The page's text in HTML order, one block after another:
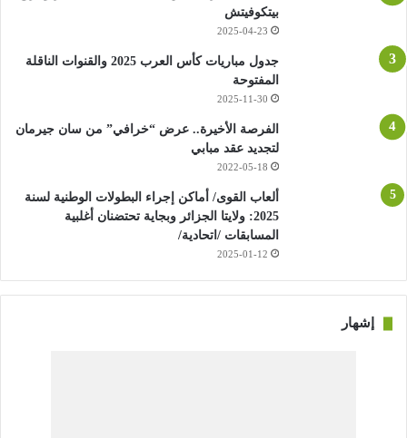
بيتكوفيتش
2025-04-23
جدول مباريات كأس العرب 2025 والقنوات الناقلة
المفتوحة
2025-11-30
الفرصة الأخيرة.. عرض “خرافي” من سان جيرمان
لتجديد عقد مبابي
2022-05-18
ألعاب القوى/ أماكن إجراء البطولات الوطنية لسنة
2025: ولايتا الجزائر وبجاية تحتضنان أغلبية
المسابقات /اتحادية/
2025-01-12
إشهار